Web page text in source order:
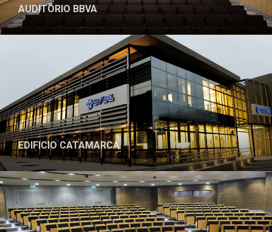
AUDITORIO BBVA
PROYECTO
EDIFICIO CATAMARCA
PROYECTO